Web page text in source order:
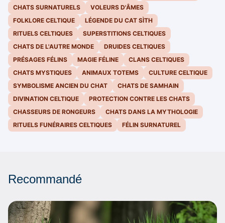
CHATS SURNATURELS
VOLEURS D'ÂMES
FOLKLORE CELTIQUE
LÉGENDE DU CAT SÌTH
RITUELS CELTIQUES
SUPERSTITIONS CELTIQUES
CHATS DE L'AUTRE MONDE
DRUIDES CELTIQUES
PRÉSAGES FÉLINS
MAGIE FÉLINE
CLANS CELTIQUES
CHATS MYSTIQUES
ANIMAUX TOTEMS
CULTURE CELTIQUE
SYMBOLISME ANCIEN DU CHAT
CHATS DE SAMHAIN
DIVINATION CELTIQUE
PROTECTION CONTRE LES CHATS
CHASSEURS DE RONGEURS
CHATS DANS LA MYTHOLOGIE
RITUELS FUNÉRAIRES CELTIQUES
FÉLIN SURNATUREL
Recommandé